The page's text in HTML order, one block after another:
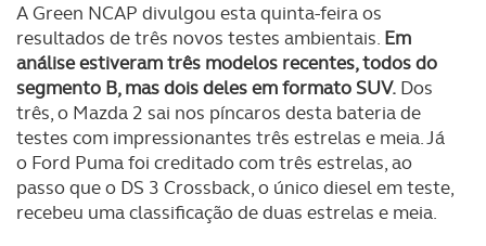
A Green NCAP divulgou esta quinta-feira os
resultados de três novos testes ambientais. Em
análise estiveram três modelos recentes, todos do
segmento B, mas dois deles em formato SUV. Dos
três, o Mazda 2 sai nos píncaros desta bateria de
testes com impressionantes três estrelas e meia. Já
o Ford Puma foi creditado com três estrelas, ao
passo que o DS 3 Crossback, o único diesel em teste,
recebeu uma classificação de duas estrelas e meia.